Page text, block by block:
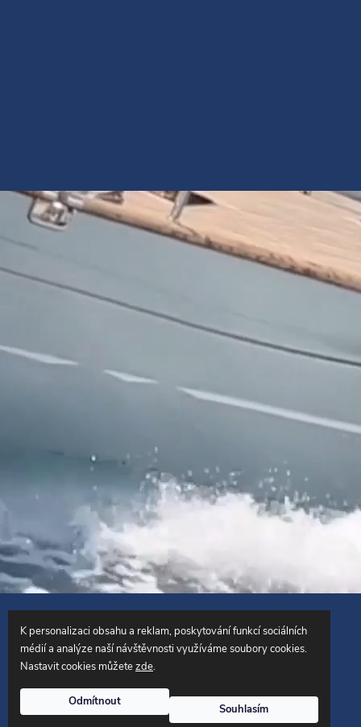
K personalizaci obsahu a reklam, poskytování funkcí sociálních
médií a analýze naší návštěvnosti využíváme soubory cookies.
Nastavit cookies můžetezde.
Odmítnout
Souhlasím
Vytvořil Shoptet
& upravil
Copyright 2026SailingCentrum.cz. Všechna práva vyhrazena.